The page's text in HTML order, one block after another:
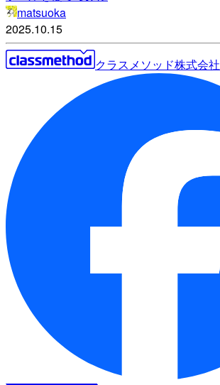
matsuoka
2025.10.15
クラスメソッド株式会社